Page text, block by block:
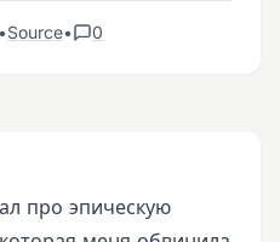
•Source• 0
про эпическую